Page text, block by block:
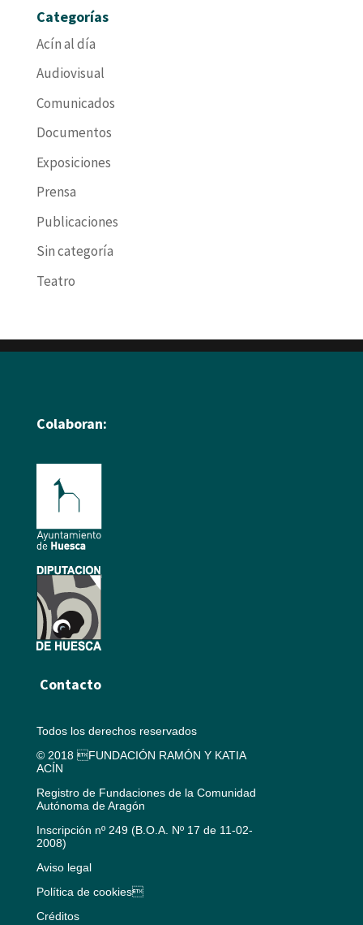
Categorías
Acín al día
Audiovisual
Comunicados
Documentos
Exposiciones
Prensa
Publicaciones
Sin categoría
Teatro
Colaboran:
Contacto
Todos los derechos reservados
© 2018 FUNDACIÓN RAMÓN Y KATIA
ACÍN
Registro de Fundaciones de la Comunidad
Autónoma de Aragón
Inscripción nº 249 (B.O.A. Nº 17 de 11-02-
2008)
Aviso legal
Política de cookies
Créditos